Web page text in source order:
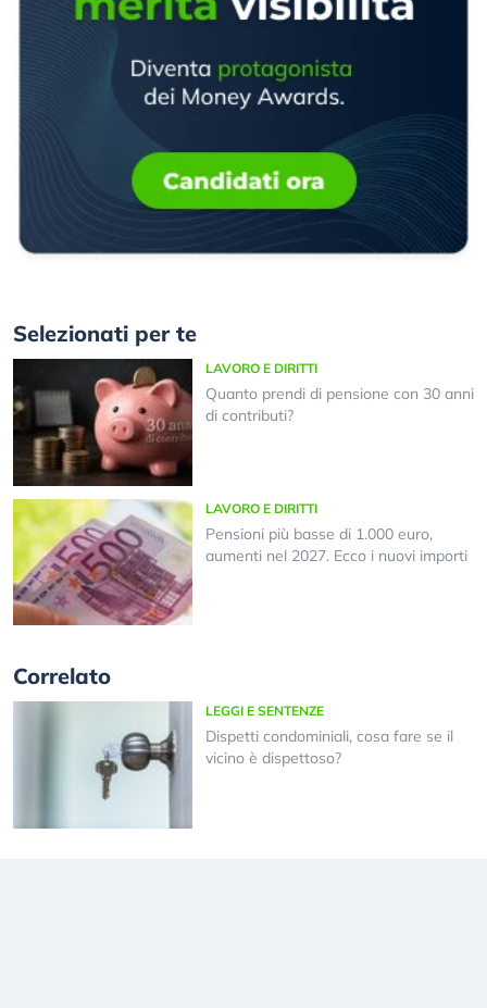
Selezionati per te
LAVORO E DIRITTI
Quanto prendi di pensione con 30 anni
di contributi?
LAVORO E DIRITTI
Pensioni più basse di 1.000 euro,
aumenti nel 2027. Ecco i nuovi importi
Correlato
LEGGI E SENTENZE
Dispetti condominiali, cosa fare se il
vicino è dispettoso?